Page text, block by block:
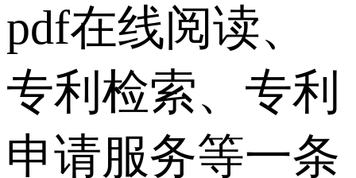
pdf在线阅读、
专利检索、专利
申请服务等一条